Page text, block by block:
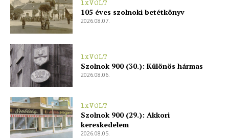
1XVOLT
105 éves szolnoki betétkönyv
2026.08.07.
1XVOLT
Szolnok 900 (30.): Különös hármas
2026.08.06.
1XVOLT
Szolnok 900 (29.): Akkori
kereskedelem
2026.08.05.